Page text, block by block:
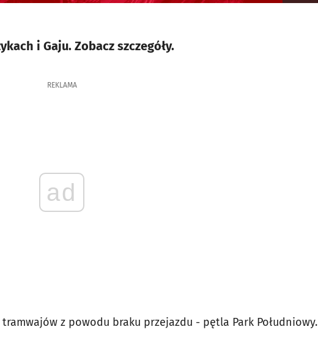
i Gaju. Zobacz szczegóły.
REKLAMA
ad
z powodu braku przejazdu - pętla Park Południowy.